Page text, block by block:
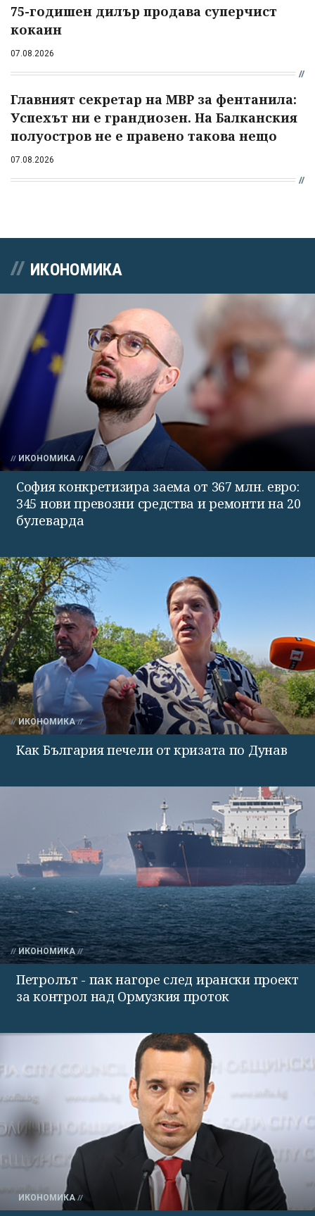
75-годишен дилър продава суперчист
кокаин
07.08.2026
Главният секретар на МВР за фентанила:
Успехът ни е грандиозен. На Балканския
полуостров не е правено такова нещо
07.08.2026
ИКОНОМИКА
ИКОНОМИКА
София конкретизира заема от 367 млн. евро:
345 нови превозни средства и ремонти на 20
булеварда
ИКОНОМИКА
Как България печели от кризата по Дунав
ИКОНОМИКА
Петролът - пак нагоре след ирански проект
за контрол над Ормузкия проток
ИКОНОМИКА